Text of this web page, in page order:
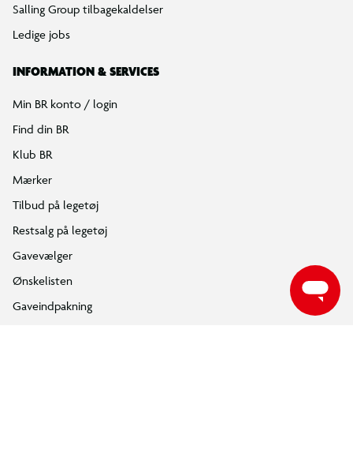
Salling Group tilbagekaldelser
Ledige jobs
INFORMATION & SERVICES
Min BR konto / login
Find din BR
Klub BR
Mærker
Tilbud på legetøj
Restsalg på legetøj
Gavevælger
Ønskelisten
Gaveindpakning